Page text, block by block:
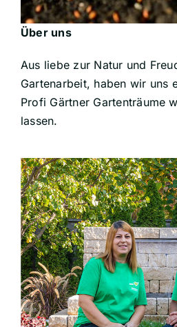
Über uns
Aus liebe zur Natur und
Gartenarbeit, haben wir uns
Profi Gärtner Gartenträume
lassen.